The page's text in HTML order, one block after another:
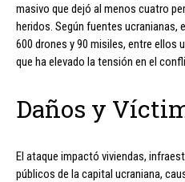
masivo que dejó al menos cuatro
heridos. Según fuentes ucranianas,
600 drones y 90 misiles, entre ellos
que ha elevado la tensión en el
Daños y
El ataque impactó viviendas,
públicos de la capital ucraniana,